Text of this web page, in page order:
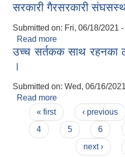
धन्यवाद ज्ञापन सहित ।
सरकारी गैरसरकारी
Submitted on: Fri, 06/18/2021
Read more
उच्च सर्तकक साथ रहनका
।
Submitted on: Wed, 06/16/
Read more
।
Pages
« first ‹ previous
4
5 6
next ›